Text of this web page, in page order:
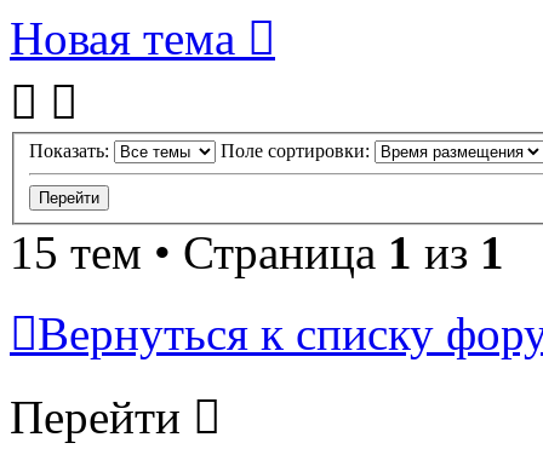
Новая тема
Показать: Поле сортировки:
15 тем • Страница 1 из 1
Вернуться к списку
Перейти